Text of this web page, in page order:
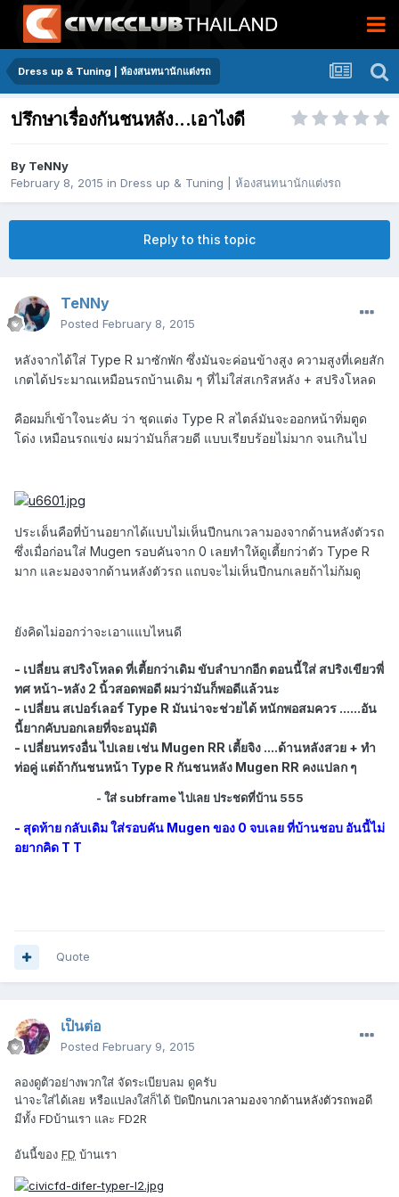
Dress up & Tuning | ห้องสนทนานักแต่งรถ
ปรึกษาเรื่องกันชนหลัง...เอาไงดี
By TeNNy
February 8, 2015 in Dress up & Tuning | ห้องสนทนานักแต่งรถ
Reply to this topic
TeNNy
Posted February 8, 2015
หลังจากได้ใส่ Type R มาซักพัก ซึ่งมันจะค่อนข้างสูง ความสูงที่เคยสัก
เกตได้ประมาณเหมือนรถบ้านเดิม ๆ ที่ไม่ใส่สเกริสหลัง + สปริงโหลด
คือผมก็เข้าใจนะคับ ว่า ชุดแต่ง Type R สไตล์มันจะออกหน้าทิ่มตูด
โด่ง เหมือนรถแข่ง ผมว่ามันก็สวยดี แบบเรียบร้อยไม่มาก จนเกินไป
ประเด็นคือที่บ้านอยากได้แบบไม่เห็นปีกนกเวลามองจากด้านหลังตัวรถ
ซึ่งเมื่อก่อนใส่ Mugen รอบคันจาก 0 เลยทำให้ดูเตี้ยกว่าตัว Type R
มาก และมองจากด้านหลังตัวรถ แถบจะไม่เห็นปีกนกเลยถ้าไม่ก้มดู
ยังคิดไม่ออกว่าจะเอาแแบไหนดี
- เปลี่ยน สปริงโหลด ที่เตี้ยกว่าเดิม ขับลำบากอีก ตอนนี้ใส่ สปริงเขียวพี่
ทศ หน้า-หลัง 2 นิ้วสอดพอดี ผมว่ามันก็พอดีแล้วนะ
- เปลี่ยน สเปอร์เลอร์ Type R มันน่าจะช่วยได้ หนักพอสมควร ......อัน
นี้ยากคับบอกเลยที่จะอนุมัติ
- เปลี่ยนทรงอื่น ไปเลย เช่น Mugen RR เตี้ยจิง ....ด้านหลังสวย + ทำ
ท่อคู่ แต่ถ้ากันชนหน้า Type R กันชนหลัง Mugen RR คงแปลก ๆ
- ใส่ subframe ไปเลย ประชดที่บ้าน 555
- สุดท้าย กลับเดิม ใส่รอบคัน Mugen ของ 0 จบเลย ที่บ้านชอบ อันนี้ไม่
อยากคิด T T
Quote
เป็นต่อ
Posted February 9, 2015
ลองดูตัวอย่างพวกใส่ จัดระเบียบลม ดูครับ
น่าจะใส่ได้เลย หรือแปลงใส่ก็ได้ ปิดปีกนกเวลามองจากด้านหลังตัวรถพอดี
มีทั้ง FDบ้านเรา และ FD2R
อันนี้ของ FD บ้านเรา